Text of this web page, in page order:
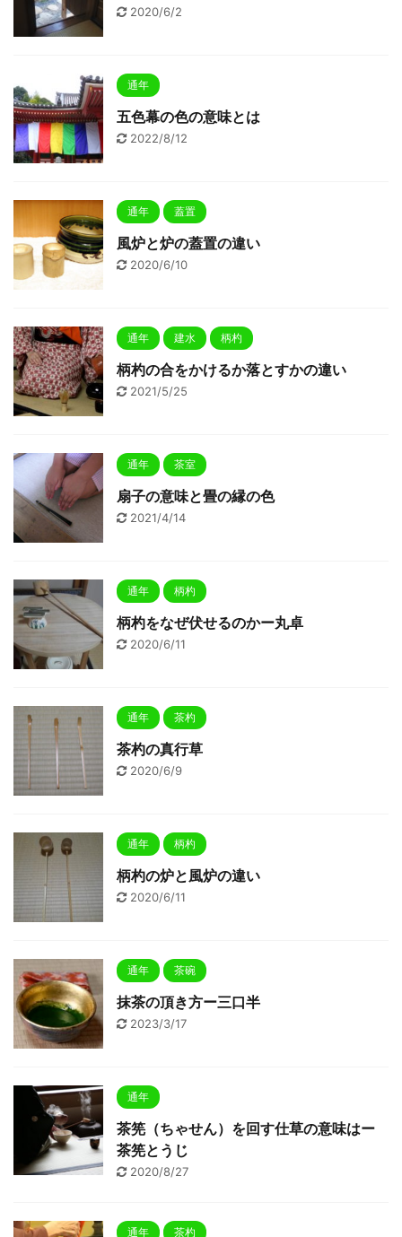
2020/6/2
通年
五色幕の色の意味とは
2022/8/12
通年 蓋置
風炉と炉の蓋置の違い
2020/6/10
通年 建水 柄杓
柄杓の合をかけるか落とすかの違い
2021/5/25
通年 茶室
扇子の意味と畳の縁の色
2021/4/14
通年 柄杓
柄杓をなぜ伏せるのかー丸卓
2020/6/11
通年 茶杓
茶杓の真行草
2020/6/9
通年 柄杓
柄杓の炉と風炉の違い
2020/6/11
通年 茶碗
抹茶の頂き方ー三口半
2023/3/17
通年
茶筅（ちゃせん）を回す仕草の意味はー
茶筅とうじ
2020/8/27
通年 茶杓